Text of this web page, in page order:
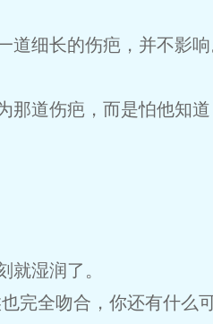
细长的伤疤，并不影响
那道伤疤，而是怕他知
湿润了。
完全吻合，你还有什么